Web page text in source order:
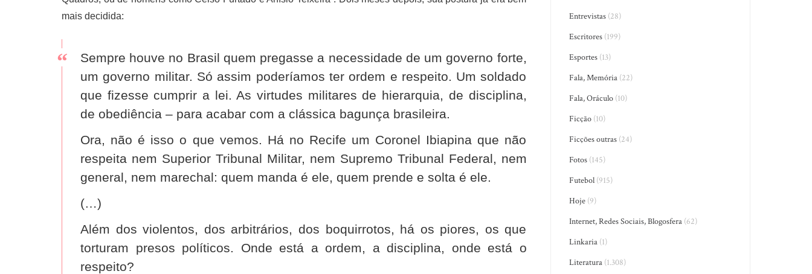
mais decidida:
Sempre houve no Brasil quem pregasse a necessidade de um governo forte,
um governo militar. Só assim poderíamos ter ordem e respeito. Um soldado
que fizesse cumprir a lei. As virtudes militares de hierarquia, de disciplina,
de obediência – para acabar com a clássica bagunça brasileira.
Ora, não é isso o que vemos. Há no Recife um Coronel Ibiapina que não
respeita nem Superior Tribunal Militar, nem Supremo Tribunal Federal, nem
general, nem marechal: quem manda é ele, quem prende e solta é ele.
(…)
Além dos violentos, dos arbitrários, dos boquirrotos, há os piores, os que
torturam presos políticos. Onde está a ordem, a disciplina, onde está o
respeito?
Entrevistas (28)
Escritores (199)
Esportes (13)
Fala, Memória (22)
Fala, Oráculo (10)
Ficção (10)
Ficções outras (24)
Fotos (145)
Futebol (915)
Hoje (9)
Internet, Redes Sociais, Blogosfera (62)
Linkaria (1)
Literatura (1.308)